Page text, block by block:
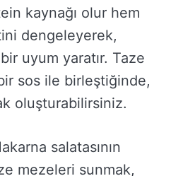
kaynağı olur hem
dengeleyerek,
uyum yaratır. Taze
sos ile birleştiğinde,
oluşturabilirsiniz.
salatasının
mezeleri sunmak,